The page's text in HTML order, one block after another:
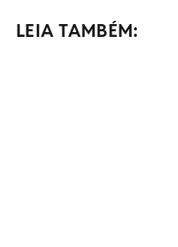
LEIA TAMBÉM: